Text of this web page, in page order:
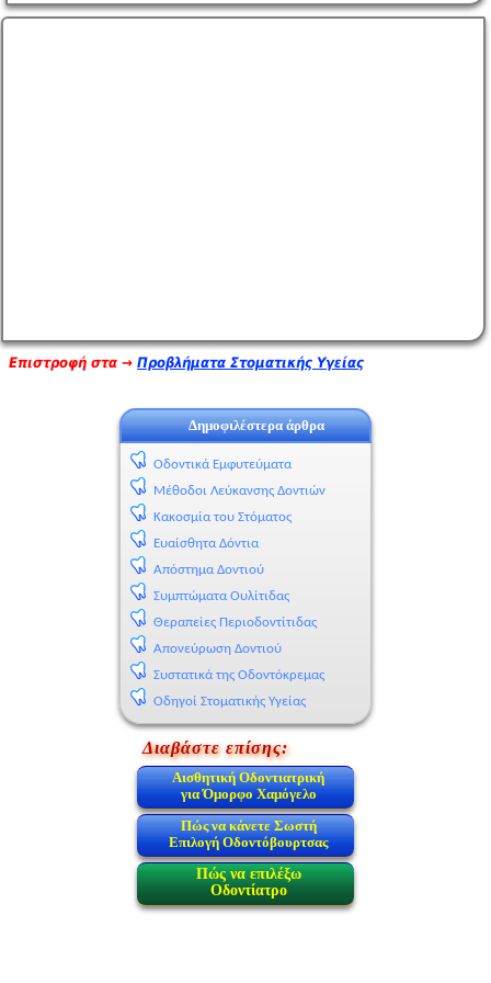
Επιστροφή στα → Προβλήματα Στοματικής Υγείας
Δημοφιλέστερα άρθρα
Οδοντικά Εμφυτεύματα
Μέθοδοι Λεύκανσης Δοντιών
Κακοσμία του Στόματος
Ευαίσθητα Δόντια
Απόστημα Δοντιού
Συμπτώματα Ουλίτιδας
Θεραπείες Περιοδοντίτιδας
Απονεύρωση Δοντιού
Συστατικά της Οδοντόκρεμας
Οδηγοί Στοματικής Υγείας
Διαβάστε επίσης:
Αισθητική Οδοντιατρική
για Όμορφο Χαμόγελο
Πώς να κάνετε Σωστή
Επιλογή Οδοντόβουρτσας
Πώς να επιλέξω
Οδοντίατρο